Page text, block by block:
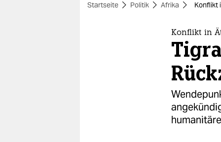
themen
Startseite Politik Afrika Konflikt
Konflikt in